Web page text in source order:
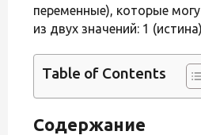
переменные), которые
из двух значений: 1
Table of Contents
Содержание